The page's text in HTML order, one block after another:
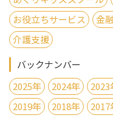
お役立ちサービス
金
介護支援
バックナンバー
2025年
2024年 2023
2019年
2018年 2017